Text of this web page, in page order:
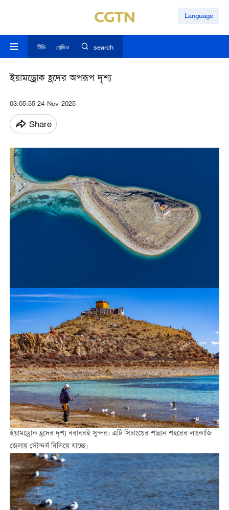
Language
টিভি রেডিও search
ইয়ামড্রোক হ্রদের অপরূপ দৃশ্য
03:05:55 24-Nov-2025
Share
ইয়ামড্রোক হ্রদের দৃশ্য বরাবরই সুন্দর। এটি সিচাংয়ের শান্নান শহরের লাংকাজি
জেলায় সৌন্দর্য বিলিয়ে যাচ্ছে।